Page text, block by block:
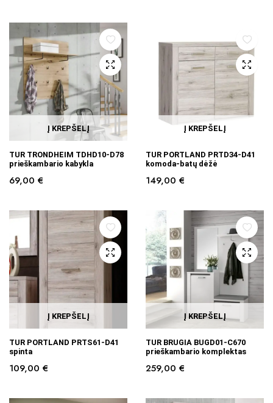
Į KREPŠELĮ
TUR TRONDHEIM TDHD10-D78
prieškambario kabykla
69,00 €
Į KREPŠELĮ
TUR PORTLAND PRTD34-D41
komoda-batų dėžė
149,00 €
Į KREPŠELĮ
TUR PORTLAND PRTS61-D41
spinta
109,00 €
Į KREPŠELĮ
TUR BRUGIA BUGD01-C670
prieškambario komplektas
259,00 €